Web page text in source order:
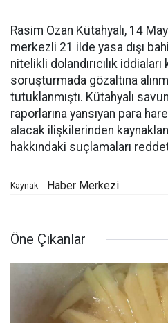
Rasim Ozan Kütahyalı, 14
merkezli 21 ilde yasa dışı
nitelikli dolandırıcılık
soruşturmada gözaltına
tutuklanmıştı. Kütahyalı
raporlarına yansıyan para
alacak ilişkilerinden
hakkındaki suçlamaları
Kaynak: Haber Merkezi
Öne Çıkanlar